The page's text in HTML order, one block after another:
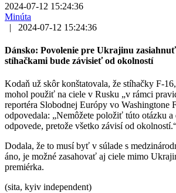
2024-07-12 15:24:36
Minúta
|
2024-07-12 15:24:36
Dánsko: Povolenie pre Ukrajinu
stíhačkami bude závisieť od okolností
Kodaň už skôr konštatovala, že stíhačky F-
mohol použiť na ciele v Rusku „v rámci
reportéra Slobodnej Európy vo Washingtone
odpovedala: „Nemôžete položiť túto otázku
odpovede, pretože všetko závisí od
Dodala, že to musí byť v súlade s
áno, je možné zasahovať aj ciele mimo
premiérka.
(sita, kyiv independent)